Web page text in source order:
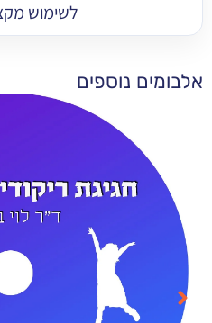
לשימוש מקצועי וביתי
נוספים